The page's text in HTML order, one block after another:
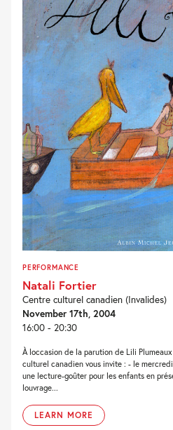
PERFORMANCE
Natali Fortier
Centre culturel canadien (Invalides)
November 17th, 2004
16:00 - 20:30
À loccasion de la parution de Lili
culturel canadien vous invite : - le
une lecture-goûter pour les enfants en
louvrage...
LEARN MORE